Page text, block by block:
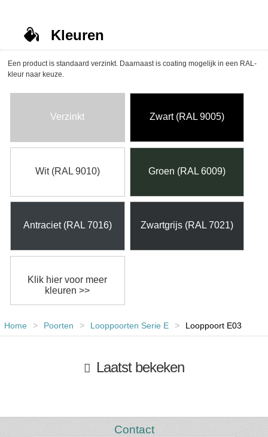
Kleuren
Een product is standaard verzinkt. Daarnaast is coating mogelijk in een RAL-
kleur naar keuze.
Verzinkt Zwart (RAL 9005)
Wit (RAL 9010) Groen (RAL 6009)
Antraciet (RAL 7016) Zwartgrijs (RAL 7021)
Klik hier voor meer
kleuren >>
Home > Poorten > Looppoorten Serie E > Looppoort E03
Laatst bekeken
Contact